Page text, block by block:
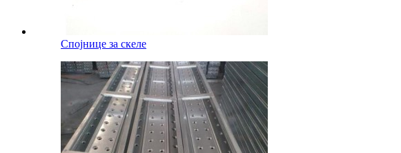
Спојнице за скеле